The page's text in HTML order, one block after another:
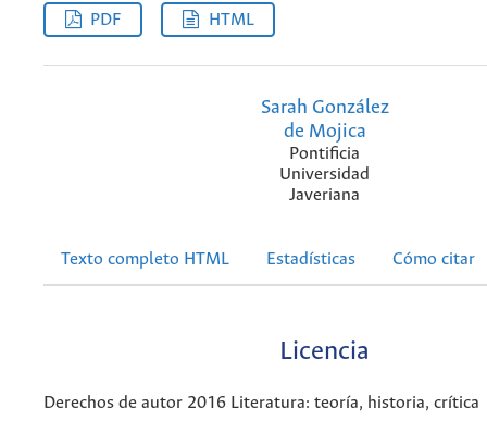
PDF HTML
Sarah González
de Mojica
Pontificia
Universidad
Javeriana
Texto completo HTML Estadísticas Cómo citar
Licencia
Derechos de autor 2016 Literatura: teoría, historia, crítica